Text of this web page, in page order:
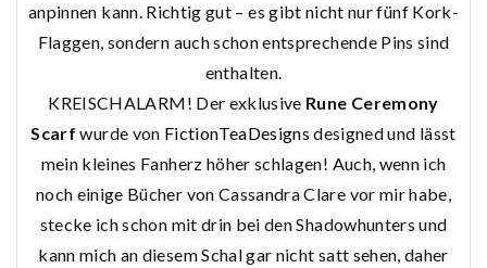
anpinnen kann. Richtig gut – es gibt nicht nur fünf Kork-
Flaggen, sondern auch schon entsprechende Pins sind
enthalten.
KREISCHALARM! Der exklusive Rune Ceremony
Scarf wurde von FictionTeaDesigns designed und lässt
mein kleines Fanherz höher schlagen! Auch, wenn ich
noch einige Bücher von Cassandra Clare vor mir habe,
stecke ich schon mit drin bei den Shadowhunters und
kann mich an diesem Schal gar nicht satt sehen, daher